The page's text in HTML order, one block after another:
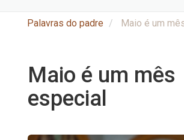
Palavras do padre Maio é um
Maio é um mês
especial